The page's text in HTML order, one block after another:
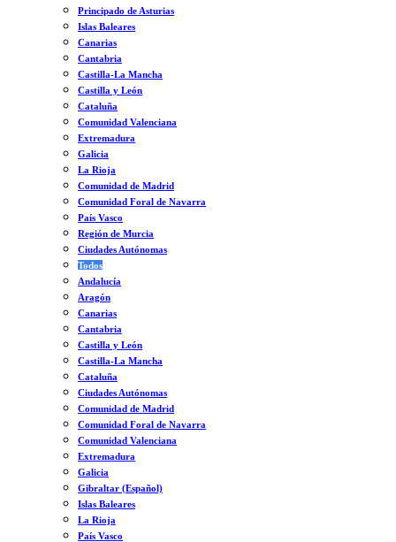
Principado de Asturias
Islas Baleares
Canarias
Cantabria
Castilla-La Mancha
Castilla y León
Cataluña
Comunidad Valenciana
Extremadura
Galicia
La Rioja
Comunidad de Madrid
Comunidad Foral de Navarra
País Vasco
Región de Murcia
Ciudades Autónomas
Todos
Andalucía
Aragón
Canarias
Cantabria
Castilla y León
Castilla-La Mancha
Cataluña
Ciudades Autónomas
Comunidad de Madrid
Comunidad Foral de Navarra
Comunidad Valenciana
Extremadura
Galicia
Gibraltar (Español)
Islas Baleares
La Rioja
País Vasco